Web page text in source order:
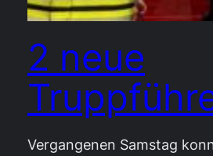
2 neue
Vergangenen Samstag